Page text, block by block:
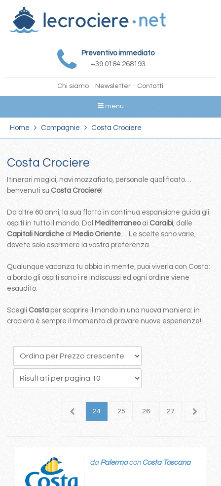
Preventivo immediato
+39 0184 268193
Chi siamo Newsletter Contatti
menu
Home Compagnie Costa Crociere
Costa Crociere
Itinerari magici, navi mozzafiato, personale qualificato…
benvenuti su Costa Crociere!
Da oltre 60 anni, la sua flotta in continua espansione guida gli
ospiti in tutto il mondo. Dal Mediterraneo ai Caraibi, dalle
Capitali Nordicheal Medio Oriente… Le scelte sono varie,
dovete solo esprimere la vostra preferenza…
Qualunque vacanza tu abbia in mente, puoi viverla con Costa:
a bordo gli ospiti sono i re indiscussi ed ogni ordine viene
esaudito.
Scegli Costa per scoprire il mondo in una nuova maniera: in
crociera è sempre il momento di provare nuove esperienze!
23 24 25 26 27 28
da Palermocon Costa Toscana